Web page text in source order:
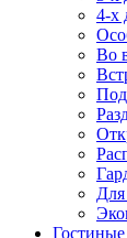
4-х
Во
Гостиные